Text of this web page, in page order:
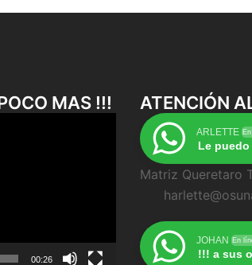
MAS !!!
00:26
ATENCIÓN
ARLETTE
Le
Matriz
JOHAN En
!!! a sus